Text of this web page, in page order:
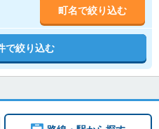
町名で絞り込む
で絞り込む